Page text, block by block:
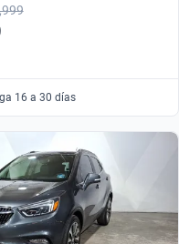
16 a 30 días